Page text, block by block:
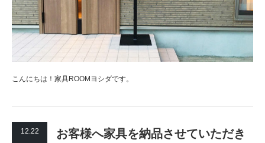
こんにちは！家具ROOMヨシダです。
12.22
お客様へ家具を納品させていただき